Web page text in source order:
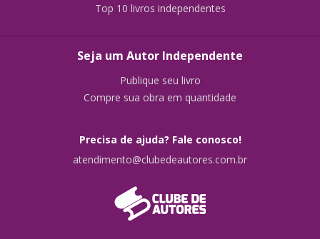
Top 10 livros independentes
Seja um Autor Independente
Publique seu livro
Compre sua obra em quantidade
Precisa de ajuda? Fale conosco!
atendimento@clubedeautores.com.br